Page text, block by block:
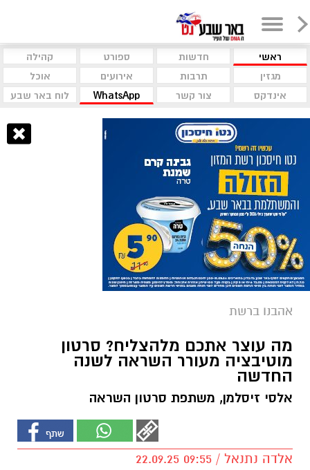
ראשי חדשות ספורט
קהילה
מגזין
תרבות אירועים
אוכל
אינדקס
צור קשר WhatsApp לוח באר שבע
אהבנו ברשת
מה עוצר אתכם מלהצליח? סרטון
מוטיבציה מעורר השראה לשנה
החדשה
אלסי זיסלמן, משתפת סרטון השראה
אלדה נתנאל / 09:55 22.09.25